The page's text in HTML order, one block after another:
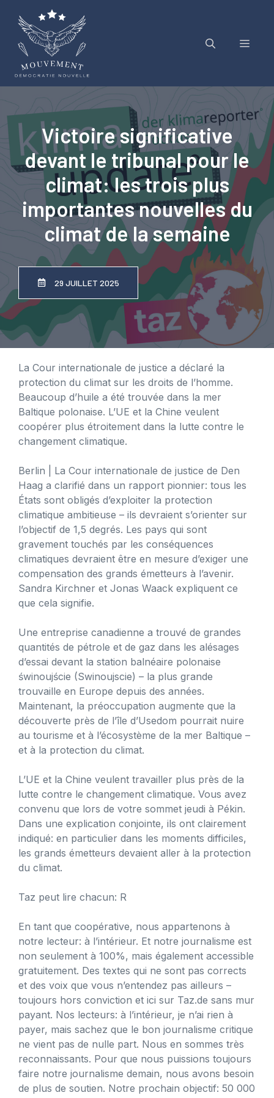
contenu
Menu
Victoire significative
devant le tribunal pour le
climat: les trois plus
importantes nouvelles du
climat de la semaine
29 JUILLET 2025
La Cour internationale de justice a déclaré la
protection du climat sur les droits de l’homme.
Beaucoup d’huile a été trouvée dans la mer
Baltique polonaise. L’UE et la Chine veulent
coopérer plus étroitement dans la lutte contre le
changement climatique.
Berlin
| La Cour internationale de justice de Den
Haag a clarifié dans un rapport pionnier: tous les
États sont obligés d’exploiter la protection
climatique ambitieuse – ils devraient s’orienter sur
l’objectif de 1,5 degrés. Les pays qui sont
gravement touchés par les conséquences
climatiques devraient être en mesure d’exiger une
compensation des grands émetteurs à l’avenir.
Sandra Kirchner et Jonas Waack expliquent ce
que cela signifie.
Une entreprise canadienne a trouvé de grandes
quantités de pétrole et de gaz dans les alésages
d’essai devant la station balnéaire polonaise
świnoujście (Swinoujscie) – la plus grande
trouvaille en Europe depuis des années.
Maintenant, la préoccupation augmente que la
découverte près de l’île d’Usedom pourrait nuire
au tourisme et à l’écosystème de la mer Baltique –
et à la protection du climat.
L’UE et la Chine veulent travailler plus près de la
lutte contre le changement climatique. Vous avez
convenu que lors de votre sommet jeudi à Pékin.
Dans une explication conjointe, ils ont clairement
indiqué: en particulier dans les moments difficiles,
les grands émetteurs devaient aller à la protection
du climat.
Taz peut lire chacun: R
En tant que coopérative, nous appartenons à
notre lecteur: à l’intérieur. Et notre journalisme est
non seulement à 100%, mais également accessible
gratuitement. Des textes qui ne sont pas corrects
et des voix que vous n’entendez pas ailleurs –
toujours hors conviction et ici sur Taz.de sans mur
payant. Nos lecteurs: à l’intérieur, je n’ai rien à
payer, mais sachez que le bon journalisme critique
ne vient pas de nulle part. Nous en sommes très
reconnaissants. Pour que nous puissions toujours
faire notre journalisme demain, nous avons besoin
de plus de soutien. Notre prochain objectif: 50 000